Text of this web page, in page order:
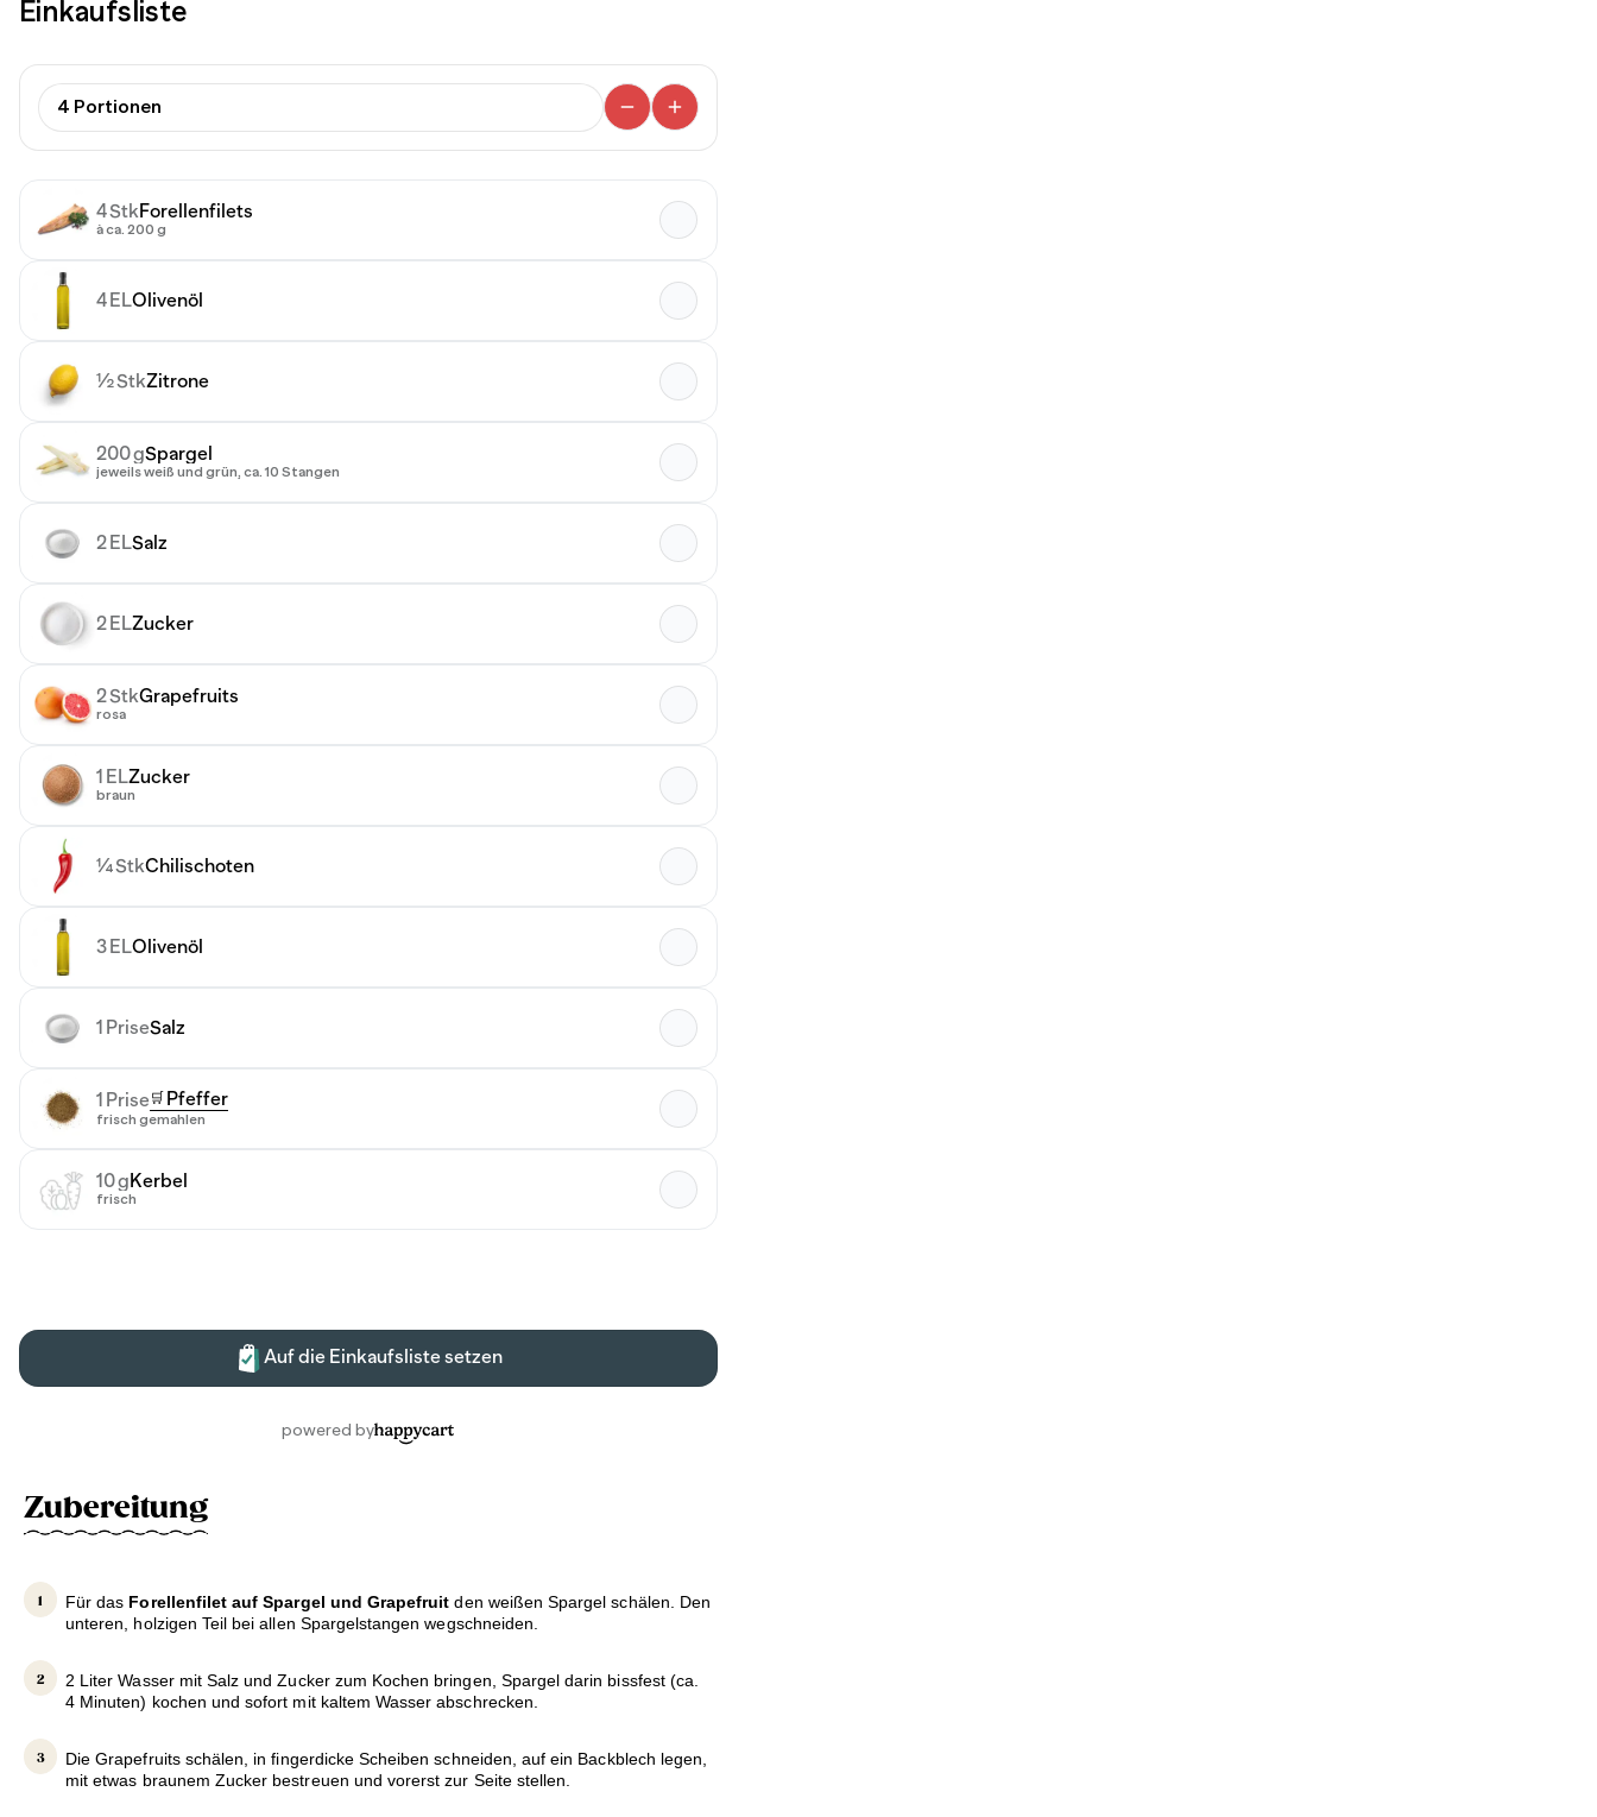
Zubereitung
Für das Forellenfilet auf Spargel und Grapefruit den weißen Spargel schälen. Den
unteren, holzigen Teil bei allen Spargelstangen wegschneiden.
2 Liter Wasser mit Salz und Zucker zum Kochen bringen, Spargel darin bissfest (ca.
4 Minuten) kochen und sofort mit kaltem Wasser abschrecken.
Die Grapefruits schälen, in fingerdicke Scheiben schneiden, auf ein Backblech legen,
mit etwas braunem Zucker bestreuen und vorerst zur Seite stellen.